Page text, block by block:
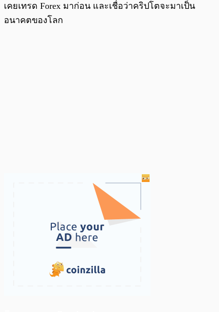
เคยเทรด Forex มาก่อน และเชื่อว่าคริปโตจะมาเป็น
อนาคตของโลก